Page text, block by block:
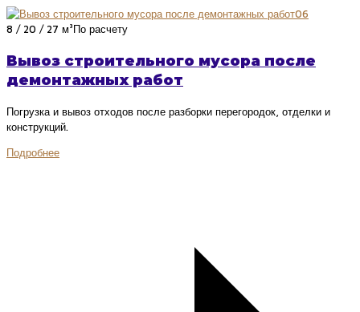
06
8 / 20 / 27 м³По расчету
Вывоз строительного мусора после
демонтажных работ
Погрузка и вывоз отходов после разборки перегородок, отделки и
конструкций.
Подробнее